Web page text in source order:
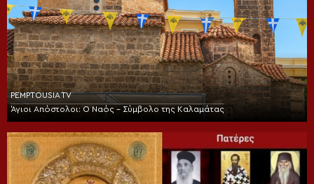
PEMPTOUSIA TV
Άγιοι Απόστολοι: Ο Ναός – Σύμβολο της Καλαμάτας